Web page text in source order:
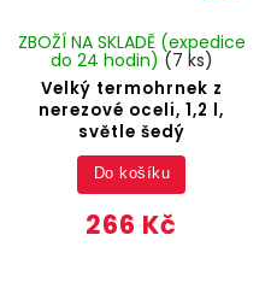
Velký termohrnek z
nerezové oceli, 1,2 l,
světle šedý
ZBOŽÍ NA SKLADĚ (expedice
do 24 hodin) (7 ks)
266 Kč
Do košíku